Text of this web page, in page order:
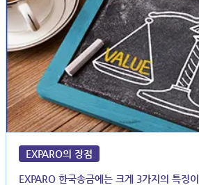
EXPARO의 장점
EXPARO 한국송금에는 크게 3가지의 특징